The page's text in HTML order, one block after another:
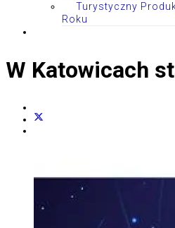
Turystyczny
Roku
W Katowicach